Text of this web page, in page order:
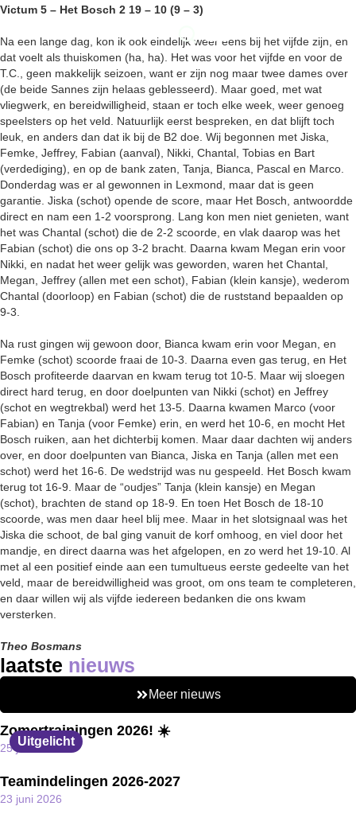
Victum 5 – Het Bosch 2 19 – 10 (9 – 3)
Na een lange dag, kon ik ook eindelijk weer eens bij het vijfde zijn, en
dat voelt als thuiskomen (ha, ha). Het was voor het vijfde en voor de
T.C., geen makkelijk seizoen, want er zijn nog maar twee dames over
(de beide Sannes zijn helaas geblesseerd). Maar goed, met wat
vliegwerk, en bereidwilligheid, staan er toch elke week, weer genoeg
speelsters op het veld. Natuurlijk eerst bespreken, en dat blijft toch
leuk, en anders dan dat ik bij de B2 doe. Wij begonnen met Jiska,
Femke, Jeffrey, Fabian (aanval), Nikki, Chantal, Tobias en Bart
(verdediging), en op de bank zaten, Tanja, Bianca, Pascal en Marco.
Donderdag was er al gewonnen in Lexmond, maar dat is geen
garantie. Jiska (schot) opende de score, maar Het Bosch, antwoordde
direct en nam een 1-2 voorsprong. Lang kon men niet genieten, want
het was Chantal (schot) die de 2-2 scoorde, en vlak daarop was het
Fabian (schot) die ons op 3-2 bracht. Daarna kwam Megan erin voor
Nikki, en nadat het weer gelijk was geworden, waren het Chantal,
Megan, Jeffrey (allen met een schot), Fabian (klein kansje), wederom
Chantal (doorloop) en Fabian (schot) die de ruststand bepaalden op
9-3.
Na rust gingen wij gewoon door, Bianca kwam erin voor Megan, en
Femke (schot) scoorde fraai de 10-3. Daarna even gas terug, en Het
Bosch profiteerde daarvan en kwam terug tot 10-5. Maar wij sloegen
direct hard terug, en door doelpunten van Nikki (schot) en Jeffrey
(schot en wegtrekbal) werd het 13-5. Daarna kwamen Marco (voor
Fabian) en Tanja (voor Femke) erin, en werd het 10-6, en mocht Het
Bosch ruiken, aan het dichterbij komen. Maar daar dachten wij anders
over, en door doelpunten van Bianca, Jiska en Tanja (allen met een
schot) werd het 16-6. De wedstrijd was nu gespeeld. Het Bosch kwam
terug tot 16-9. Maar de “oudjes” Tanja (klein kansje) en Megan
(schot), brachten de stand op 18-9. En toen Het Bosch de 18-10
scoorde, was men daar heel blij mee. Maar in het slotsignaal was het
Jiska die schoot, de bal ging vanuit de korf omhoog, en viel door het
mandje, en direct daarna was het afgelopen, en zo werd het 19-10. Al
met al een positief einde aan een tumultueus eerste gedeelte van het
veld, maar de bereidwilligheid was groot, om ons team te completeren,
en daar willen wij als vijfde iedereen bedanken die ons kwam
versterken.
Theo Bosmans
laatste nieuws
Meer nieuws
Uitgelicht
Zomertrainingen 2026! ☀️
25 juni 2026
Teamindelingen 2026-2027
23 juni 2026